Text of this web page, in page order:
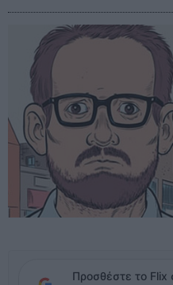
Προσθέστε το Flix